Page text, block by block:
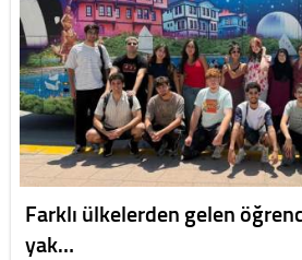
Farklı ülkelerden gelen
yak…